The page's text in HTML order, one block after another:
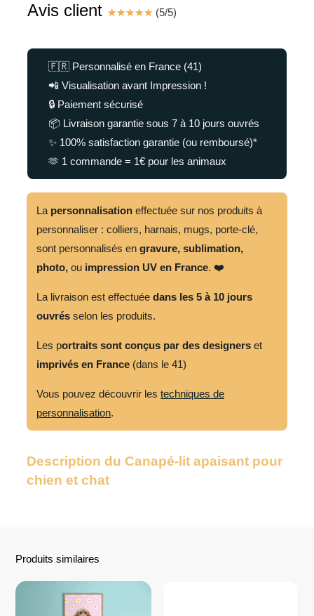
Avis client ☆☆☆☆☆ (5/5)
🇫🇷 Personnalisé en France (41)
📲 Visualisation avant Impression !
🔒 Paiement sécurisé
📦 Livraison garantie sous 7 à 10 jours ouvrés
✨ 100% satisfaction garantie (ou remboursé)*
🫶 1 commande = 1€ pour les animaux
La personnalisation effectuée sur nos produits à
personnaliser : colliers, harnais, mugs, porte-clé,
sont personnalisés engravure, sublimation,
photo, ou impression UV en France. ❤️
La livraison est effectuéedans les 5 à 10 jours
ouvrés selon les produits.
Les portraits sont conçus par des designers et
imprivés en France (dans le 41)
Vous pouvez découvrir lestechniques de
personnalisation.
Description du Canapé-lit apaisant pour
chien et chat
Produits similaires